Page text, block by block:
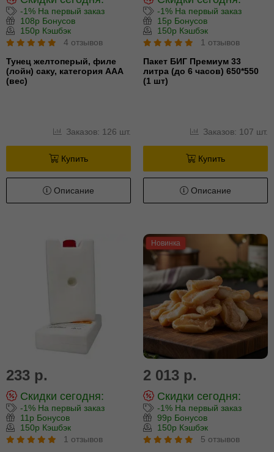
-1% На первый заказ
108р Бонусов
150р Кэшбэк
4 отзывов
Тунец желтоперый, филе
(лойн) cаку, категория ААА
(вес)
Заказов: 126 шт.
Купить
Описание
-1% На первый заказ
15р Бонусов
150р Кэшбэк
1 отзывов
Пакет БИГ Премиум 33
литра (до 6 часов) 650*550
(1 шт)
Заказов: 107 шт.
Купить
Описание
233 р.
Скидки сегодня:
-1% На первый заказ
11р Бонусов
150р Кэшбэк
1 отзывов
Новинка
2 013 р.
Скидки сегодня:
-1% На первый заказ
99р Бонусов
150р Кэшбэк
5 отзывов